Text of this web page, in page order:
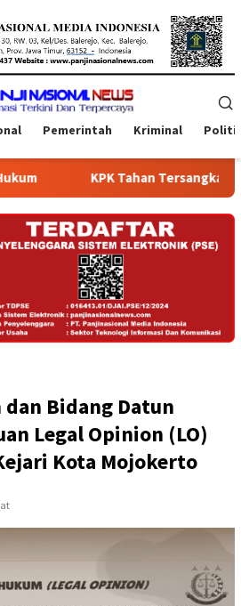
Pemerintah Kriminal
Tahan Tersangka Korupsi Terkait
Bidang Datun
Legal Opinion (LO)
Kota Mojokerto